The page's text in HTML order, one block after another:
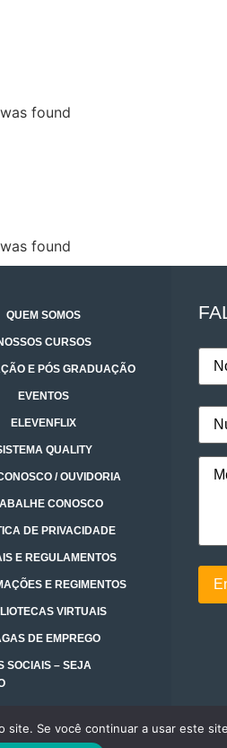
found
found
QUEM SOMOS
CURSOS
E PÓS GRADUAÇÃO
EVENTOS
ELEVENFLIX
QUALITY
/ OUVIDORIA
CONOSCO
DE PRIVACIDADE
E REGULAMENTOS
E REGIMENTOS
VIRTUAIS
DE EMPREGO
SOCIAIS – SEJA
Se você continuar a usar este